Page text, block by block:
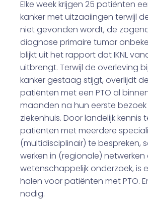
Elke week krijgen 25 patiënten
kanker met uitzaaiingen terwijl
niet gevonden wordt, de
diagnose primaire tumor
blijkt uit het rapport dat IKNL
uitbrengt. Terwijl de overleving
kanker gestaag stijgt, overlijdt
patiënten met een PTO al
maanden na hun eerste
ziekenhuis. Door landelijk kennis
patiënten met meerdere
(multidisciplinair) te bespreken,
werken in (regionale) netwerken
wetenschappelijk onderzoek, is
halen voor patiënten met PTO.
nodig.